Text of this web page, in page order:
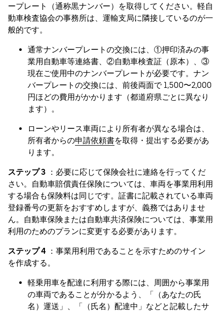
ープレート（通称黒ナンバー）を取得してください。軽自
動車検査協会の事務所は、運輸支局に隣接しているのが一
般的です。
通常ナンバープレートの交換には、①押印済みの事
業用自動車等連絡書、②自動車検査証（原本）、③
現在ご使用中のナンバープレートが必要です。ナン
バープレートの交換には、前後両面で 1,500〜2,000
円ほどの費用がかかります（都道府県ごとに異なり
ます）。
ローンやリース車両により所有者が異なる場合は、
所有者からの申請依頼書を取得・提出する必要があ
ります。
ステップ 3 ：必要に応じて保険会社に連絡を行ってくだ
さい。自動車賠償責任保険については、車両を事業用利用
する場合も保険料は同じです。証書に記載されている車両
登録番号の更新をおすすめしますが、義務ではありませ
ん。自動車保険または自動車共済保険については、事業用
利用のためのプランに変更する必要があります。
ステップ 4 ：事業用利用であることを示すためのサイン
を作成する。
軽乗用車を配達に利用する際には、周囲から事業用
の車両であることが分かるよう、「（あなたの氏
名）運送」、「（氏名）配達中」などと記載したサ